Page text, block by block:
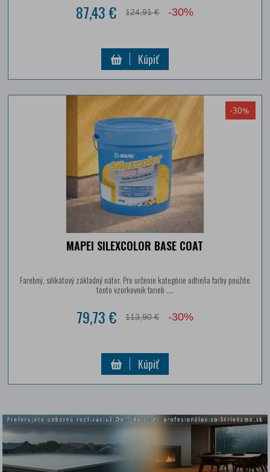
87,43 € 124,91 € -30%
Kúpiť
MAPEI SILEXCOLOR BASE COAT
Farebný, silikátový základný náter. Pre určenie kategórie odtieňa farby použite
tento vzorkovník farieb ....
79,73 € 113,90 € -30%
Kúpiť
-30%